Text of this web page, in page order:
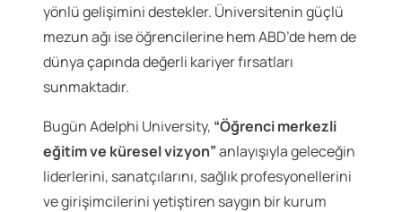
yönlü gelişimini destekler. Üniversitenin güçlü
mezun ağı ise öğrencilerine hem ABD’de hem de
dünya çapında değerli kariyer fırsatları
sunmaktadır.
Bugün Adelphi University, “Öğrenci merkezli
eğitim ve küresel vizyon”anlayışıyla geleceğin
liderlerini, sanatçılarını, sağlık profesyonellerini
ve girişimcilerini yetiştiren saygın bir kurum